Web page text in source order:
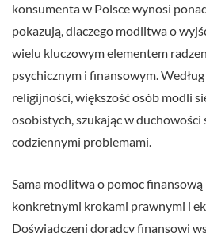
konsumenta w Polsce wynosi
pokazują, dlaczego modlitwa o
wielu kluczowym elementem
psychicznym i finansowym.
religijności, większość osób modli
osobistych, szukając w duchowości
codziennymi problemami.
Sama modlitwa o pomoc finansową
konkretnymi krokami prawnymi i
Doświadczeni doradcy finansowi